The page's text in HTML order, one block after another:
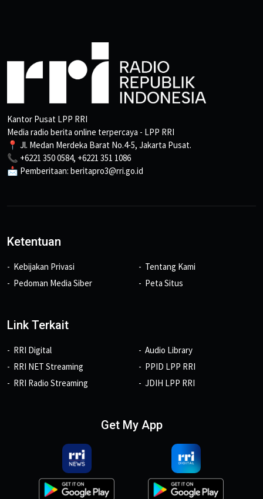
Kantor Pusat LPP RRI
Media radio berita online terpercaya - LPP RRI
📍 Jl. Medan Merdeka Barat No.4-5, Jakarta Pusat.
📞 +6221 350 0584, +6221 351 1086
📩 Pemberitaan: beritapro3@rri.go.id
Ketentuan
Kebijakan Privasi
Pedoman Media Siber
Tentang Kami
Peta Situs
Link Terkait
RRI Digital
RRI NET Streaming
RRI Radio Streaming
Audio Library
PPID LPP RRI
JDIH LPP RRI
Get My App